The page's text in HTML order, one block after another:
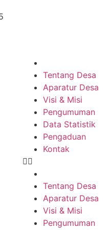
Tentang Desa
Aparatur Desa
Visi & Misi
Pengumuman
Data Statistik
Pengaduan
Kontak
Tentang Desa
Aparatur Desa
Visi & Misi
Pengumuman